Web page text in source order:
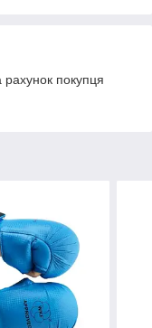
покупця